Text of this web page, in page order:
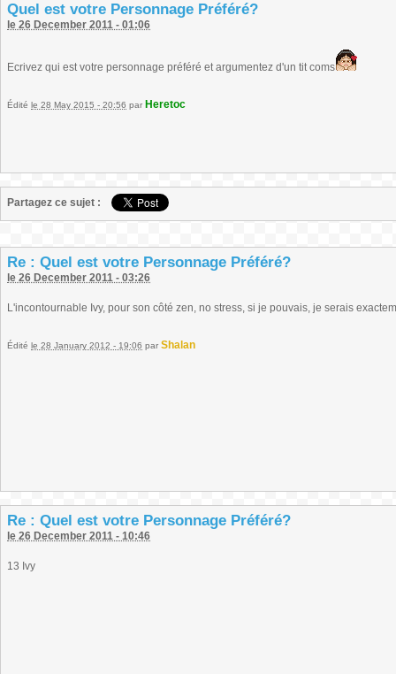
Quel est votre Personnage Préféré?
le 26 December 2011 - 01:06
Ecrivez qui est votre personnage préféré et argumentez d'un tit coms
Édité le 28 May 2015 - 20:56 par Heretoc
Partagez ce sujet :
Re : Quel est votre Personnage Préféré?
le 26 December 2011 - 03:26
L'incontournable Ivy, pour son côté zen, no stress, si je pouvais, je serais
Édité le 28 January 2012 - 19:06 par Shalan
Re : Quel est votre Personnage Préféré?
le 26 December 2011 - 10:46
13 Ivy